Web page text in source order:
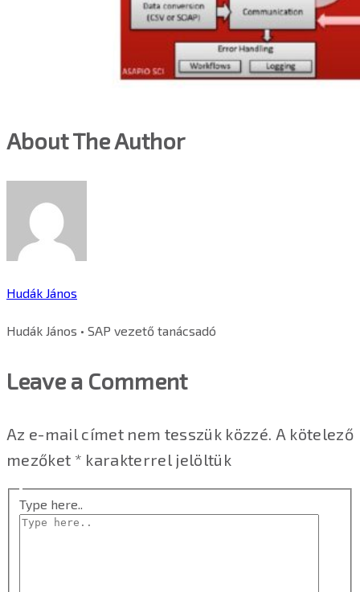
About The Author
Hudák János
Hudák János • SAP vezető tanácsadó
Leave a Comment
Az e-mail címet nem tesszük közzé. A kötelező
mezőket * karakterrel jelöltük
Type here..